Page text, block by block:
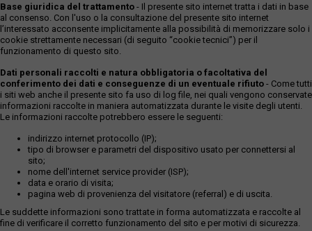
Base giuridica del trattamento - Il presente sito internet tratta i dati in base
al consenso. Con l'uso o la consultazione del presente sito internet
l’interessato acconsente implicitamente alla possibilità di memorizzare solo i
cookie strettamente necessari (di seguito “cookie tecnici”) per il
funzionamento di questo sito.
Dati personali raccolti e natura obbligatoria o facoltativa del
conferimento dei dati e conseguenze di un eventuale rifiuto - Come tutti
i siti web anche il presente sito fa uso di log file, nei quali vengono conservate
informazioni raccolte in maniera automatizzata durante le visite degli utenti.
Le informazioni raccolte potrebbero essere le seguenti:
indirizzo internet protocollo (IP);
tipo di browser e parametri del dispositivo usato per connettersi al
sito;
nome dell'internet service provider (ISP);
data e orario di visita;
pagina web di provenienza del visitatore (referral) e di uscita.
Le suddette informazioni sono trattate in forma automatizzata e raccolte al
fine di verificare il corretto funzionamento del sito e per motivi di sicurezza.